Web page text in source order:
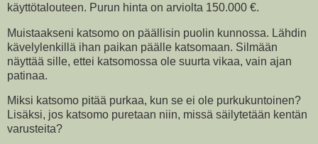
käyttötalouteen. Purun hinta on arviolta 150.000 €.
Muistaakseni katsomo on päällisin puolin kunnossa. Lähdin
kävelylenkillä ihan paikan päälle katsomaan. Silmään
näyttää sille, ettei katsomossa ole suurta vikaa, vain ajan
patinaa.
Miksi katsomo pitää purkaa, kun se ei ole purkukuntoinen?
Lisäksi, jos katsomo puretaan niin, missä säilytetään kentän
varusteita?